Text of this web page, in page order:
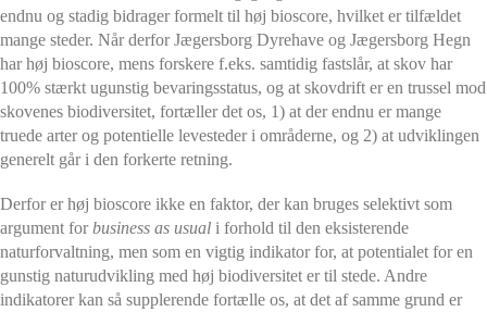
endnu og stadig bidrager formelt til høj bioscore, hvilket er tilfældet
mange steder. Når derfor Jægersborg Dyrehave og Jægersborg Hegn
har høj bioscore, mens forskere f.eks. samtidig fastslår, at skov har
100% stærkt ugunstig bevaringsstatus, og at skovdrift er en trussel mod
skovenes biodiversitet, fortæller det os, 1) at der endnu er mange
truede arter og potentielle levesteder i områderne, og 2) at udviklingen
generelt går i den forkerte retning.
Derfor er høj bioscore ikke en faktor, der kan bruges selektivt som
argument forbusiness as usual i forhold til den eksisterende
naturforvaltning, men som en vigtig indikator for, at potentialet for en
gunstig naturudvikling med høj biodiversitet er til stede. Andre
indikatorer kan så supplerende fortælle os, at det af samme grund er